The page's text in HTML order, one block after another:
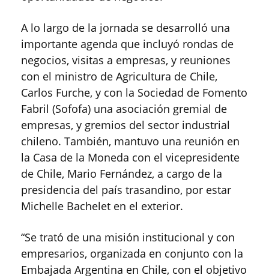
A lo largo de la jornada se desarrolló una
importante agenda que incluyó rondas de
negocios, visitas a empresas, y reuniones
con el ministro de Agricultura de Chile,
Carlos Furche, y con la Sociedad de Fomento
Fabril (Sofofa) una asociación gremial de
empresas, y gremios del sector industrial
chileno. También, mantuvo una reunión en
la Casa de la Moneda con el vicepresidente
de Chile, Mario Fernández, a cargo de la
presidencia del país trasandino, por estar
Michelle Bachelet en el exterior.
“Se trató de una misión institucional y con
empresarios, organizada en conjunto con la
Embajada Argentina en Chile, con el objetivo